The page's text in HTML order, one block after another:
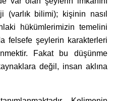
bilimi); kişinin nasıl
hükümlerimizin temelini
felsefe şeylerin karakterleri
Fakat bu düşünme
değil, insan aklına